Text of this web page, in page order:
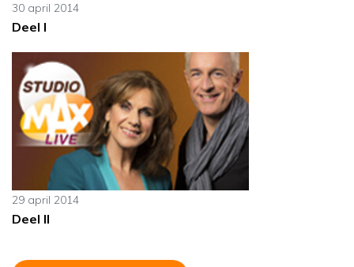
30 april 2014
Deel I
29 april 2014
Deel II